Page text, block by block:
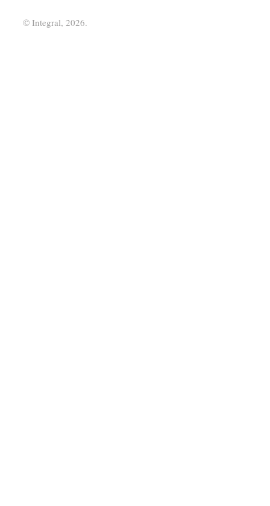
© Integral, 2026.